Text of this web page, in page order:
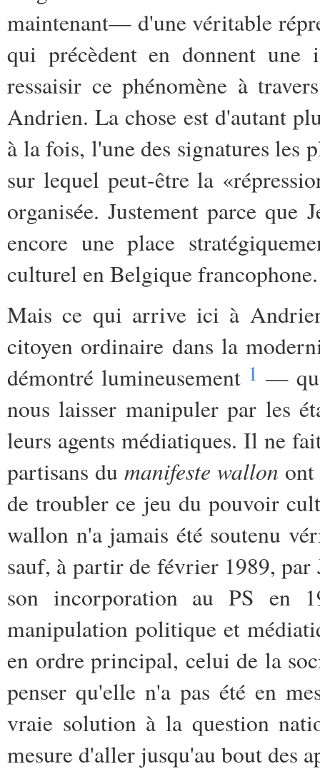
maintenant— d'une véritable
qui précèdent en donnent une
ressaisir ce phénomène à
Andrien. La chose est d'autant
à la fois, l'une des signatures les
sur lequel peut-être la
organisée. Justement parce que
encore une place
culturel en Belgique francophone.
Mais ce qui arrive ici à
citoyen ordinaire dans la
démontré lumineusement 1 —
nous laisser manipuler par les
leurs agents médiatiques. Il ne
partisans du manifeste wallon ont
de troubler ce jeu du pouvoir
wallon n'a jamais été soutenu
sauf, à partir de février 1989,
son incorporation au PS en
manipulation politique et
en ordre principal, celui de la
penser qu'elle n'a pas été en
vraie solution à la question
mesure d'aller jusqu'au bout des